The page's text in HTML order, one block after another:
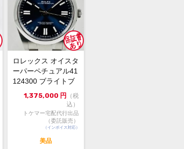
ロレックス オイスタ
ーパーペチュアル41
124300 ブライトブ
ルー 2024年...
1,375,000 円
（税
込）
トケマー宅配代行出品
（委託販売）
（インボイス対応）
美品